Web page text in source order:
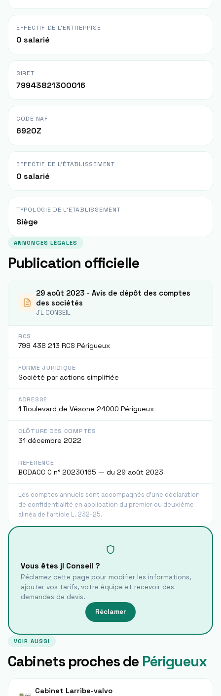
EFFECTIF DE L'ENTREPRISE
0 salarié
SIRET
79943821300016
CODE NAF
6920Z
EFFECTIF DE L'ÉTABLISSEMENT
0 salarié
TYPOLOGIE DE L'ÉTABLISSEMENT
Siège
ANNONCES LÉGALES
Publication officielle
29 août 2023 - Avis de dépôt des comptes
des sociétés
JL CONSEIL
RCS
799 438 213 RCS Périgueux
FORME JURIDIQUE
Société par actions simplifiée
ADRESSE
1 Boulevard de Vésone 24000 Périgueux
CLÔTURE DES COMPTES
31 décembre 2022
RÉFÉRENCE
BODACC C n° 20230165 — du 29 août 2023
Les comptes annuels sont accompagnés d'une déclaration
de confidentialité en application du premier ou deuxième
alinéa de l'article L. 232-25.
Vous êtes jl Conseil ?
Réclamez cette page pour modifier les informations,
ajouter vos tarifs, votre équipe et recevoir des
demandes de devis.
Réclamer
VOIR AUSSI
Cabinets proches de Périgueux
Cabinet Larribe-valvo